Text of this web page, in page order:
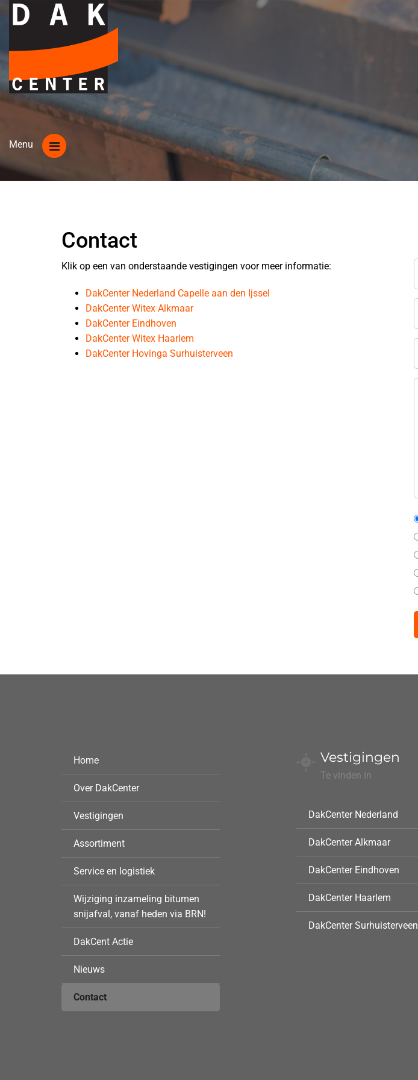
Contact
Klik op een van onderstaande vestigingen voor meer informatie:
DakCenter Nederland Capelle aan den Ijssel
DakCenter Witex Alkmaar
DakCenter Eindhoven
DakCenter Witex Haarlem
DakCenter Hovinga Surhuisterveen
Home
Over DakCenter
Vestigingen
Assortiment
Service en logistiek
Wijziging inzameling bitumen
snijafval, vanaf heden via BRN!
DakCent Actie
Nieuws
Contact
Vestigingen
Te vinden in
DakCenter Nederland
DakCenter Alkmaar
DakCenter Eindhoven
DakCenter Haarlem
DakCenter Surhuisterveen